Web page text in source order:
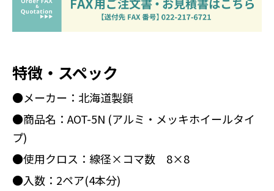
特徴・スペック
●メーカー：北海道製鎖
●商品名：AOT-5N (アルミ・メッキホイールタイ
プ)
●使用クロス：線径×コマ数 8×8
●入数：2ペア(4本分)